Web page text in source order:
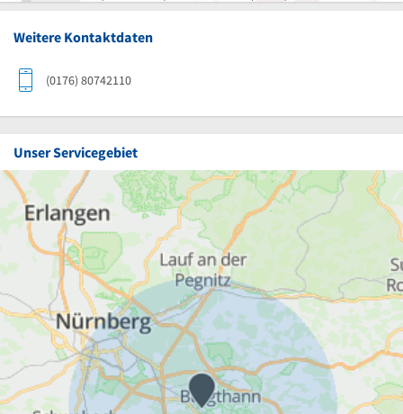
Weitere Kontaktdaten
(0176) 80742110
Unser Servicegebiet